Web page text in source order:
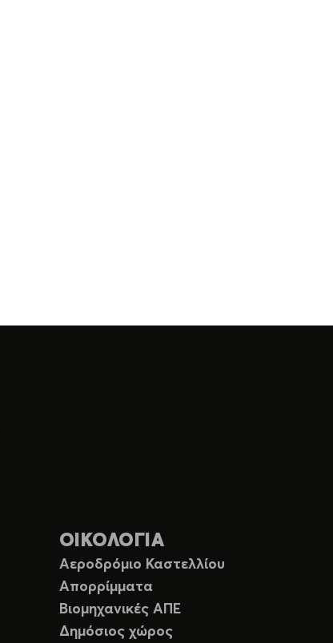
ΟΙΚΟΛΟΓΙΑ
Αεροδρόμιο Καστελλίου
Απορρίμματα
Βιομηχανικές ΑΠΕ
Δημόσιος χώρος